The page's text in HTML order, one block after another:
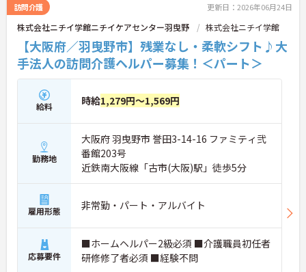
訪問介護 更新日：2026年06月24日
株式会社ニチイ学館ニチイケアセンター羽曳野 株式会社ニチイ学館
【大阪府／羽曳野市】残業なし・柔軟シフト♪大
手法人の訪問介護ヘルパー募集！＜パート＞
給料 時給1,279円～1,569円
勤務地
大阪府 羽曳野市 誉田3-14-16 ファミティ弐
番館203号
近鉄南大阪線「古市(大阪)駅」徒歩5分
雇用形態 非常勤・パート・アルバイト
応募要件
■ホームヘルパー2級必須 ■介護職員初任者
研修修了者必須 ■経験不問